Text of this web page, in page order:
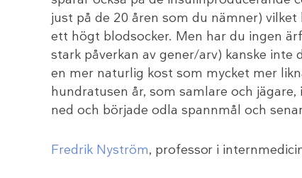
just på de 20 åren som du nämner)
ett högt blodsocker. Men har du ingen
stark påverkan av gener/arv) kanske inte
en mer naturlig kost som mycket mer
hundratusen år, som samlare och
ned och började odla spannmål och
Fredrik Nyström, professor i